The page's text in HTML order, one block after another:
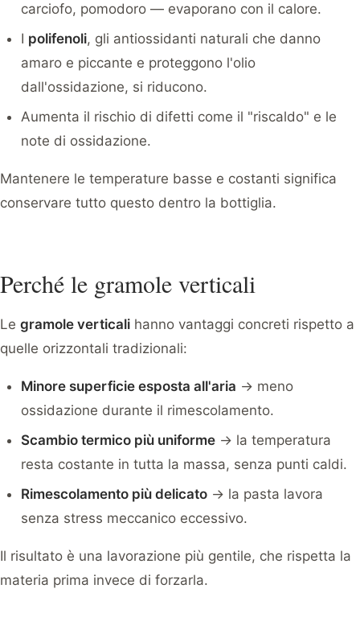
carciofo, pomodoro — evaporano con il calore.
I polifenoli, gli antiossidanti naturali che danno
amaro e piccante e proteggono l'olio
dall'ossidazione, si riducono.
Aumenta il rischio di difetti come il "riscaldo" e le
note di ossidazione.
Mantenere le temperature basse e costanti significa
conservare tutto questo dentro la bottiglia.
Perché le gramole verticali
Le gramole verticali hanno vantaggi concreti rispetto a
quelle orizzontali tradizionali:
Minore superficie esposta all'aria → meno
ossidazione durante il rimescolamento.
Scambio termico più uniforme→ la temperatura
resta costante in tutta la massa, senza punti caldi.
Rimescolamento più delicato→ la pasta lavora
senza stress meccanico eccessivo.
Il risultato è una lavorazione più gentile, che rispetta la
materia prima invece di forzarla.